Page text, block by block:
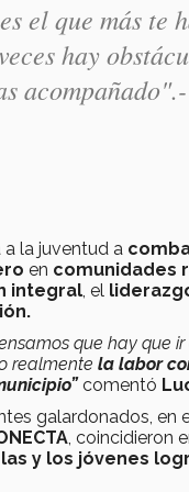
el que más te
hay
la juventud a
en comunidades
integral, el
que hay que
realmente la labor
comentó
galardonados, en
, coincidieron
las y los jóvenes